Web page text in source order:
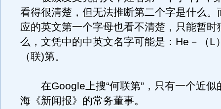
看得很清楚，但无法推断第二个字是什么。
应的英文第一个字母也看不清楚，只能暂时
么，文凭中的中英文名字可能是：He－（L
（联)第。
在Google上搜“何联第”，只有一个近似
海《新闻报》的常务董事。